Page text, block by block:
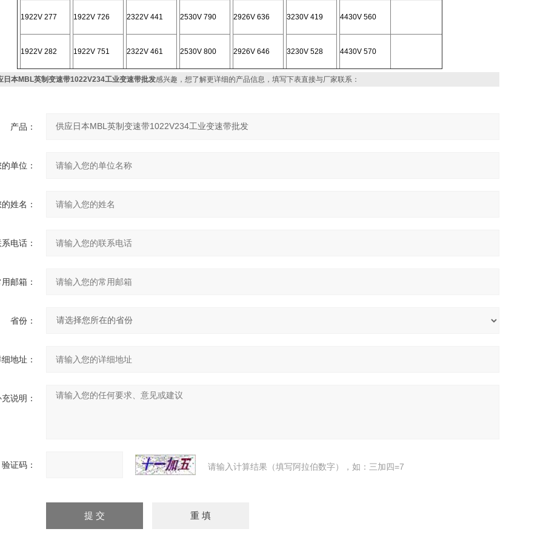
1922V 277 1922V 726 2322V 441 2530V 790 2926V 636 3230V 419 4430V 560
1922V 282 1922V 751 2322V 461 2530V 800 2926V 646 3230V 528 4430V 570
日本MBL英制变速带1022V234工业变速带批发感兴趣，想了解更详细的产品信息，填写下表直接与厂家联系：
产品：
单位：
姓名：
电话：
邮箱：
省份：
地址：
说明：
验证码： 请输入计算结果（填写阿拉伯数字），如：三加四=7